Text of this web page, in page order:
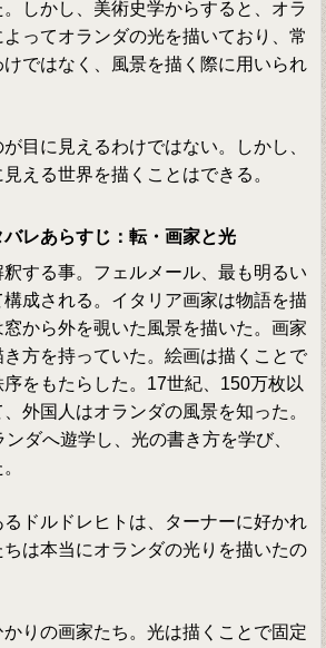
しかし、美術史学からすると、オラ
ってオランダの光を描いており、常
ではなく、風景を描く際に用いられ
目に見えるわけではない。しかし、
える世界を描くことはできる。
レあらすじ：転・画家と光
する事。フェルメール、最も明るい
成される。イタリア画家は物語を描
から外を覗いた風景を描いた。画家
方を持っていた。絵画は描くことで
をもたらした。17世紀、150万枚以
、外国人はオランダの風景を知った。
ダへ遊学し、光の書き方を学び、
ドルドレヒトは、ターナーに好かれ
は本当にオランダの光りを描いたの
りの画家たち。光は描くことで固定